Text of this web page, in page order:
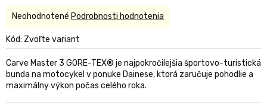
Kód: Zvoľte variant
Carve Master 3 GORE-TEX® je najpokročilejšia športovo-turistická
bunda na motocykel v ponuke Dainese, ktorá zaručuje pohodlie a
maximálny výkon počas celého roka.
Priemerné
produktu
je
0,0
z
5
Neohodnotené Podrobnosti hodnotenia